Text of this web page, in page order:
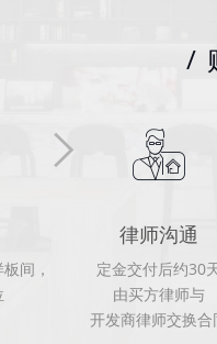
/
间，
律师沟通
定金交付后约30
由买方律师与
开发商律师交换合